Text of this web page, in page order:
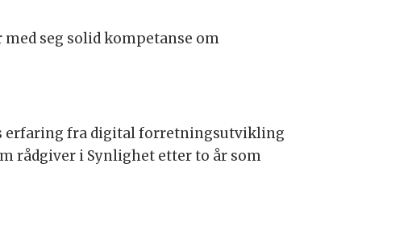
seg solid kompetanse om
erfaring fra digital forretningsutvikling
rådgiver i Synlighet etter to år som